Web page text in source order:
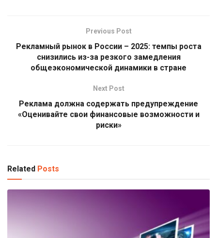
Previous Post
Рекламный рынок в России – 2025: темпы роста
снизились из-за резкого замедления
общеэкономической динамики в стране
Next Post
Реклама должна содержать предупреждение
«Оценивайте свои финансовые возможности и
риски»
Related Posts